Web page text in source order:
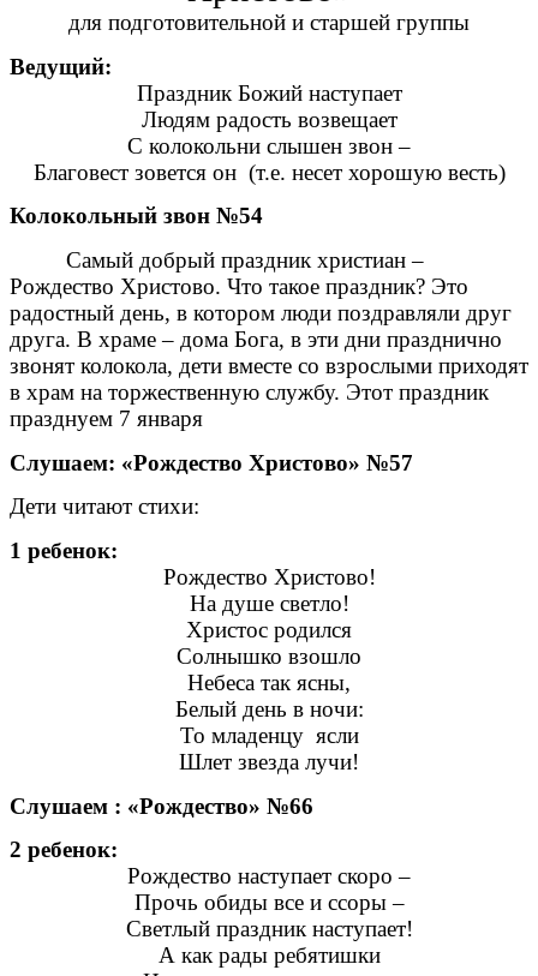
для подготовительной и старшей группы
Ведущий:
Праздник Божий наступает
Людям радость возвещает
С колокольни слышен звон –
Благовест зовется он (т.е. несет хорошую весть)
Колокольный звон №54
Самый добрый праздник христиан –
Рождество Христово. Что такое праздник? Это
радостный день, в котором люди поздравляли друг
друга. В храме – дома Бога, в эти дни празднично
звонят колокола, дети вместе со взрослыми приходят
в храм на торжественную службу. Этот праздник
празднуем 7 января
Слушаем: «Рождество Христово» №57
Дети читают стихи:
1 ребенок:
Рождество Христово!
На душе светло!
Христос родился
Солнышко взошло
Небеса так ясны,
Белый день в ночи:
То младенцу ясли
Шлет звезда лучи!
Слушаем : «Рождество» №66
2 ребенок:
Рождество наступает скоро –
Прочь обиды все и ссоры –
Светлый праздник наступает!
А как рады ребятишки